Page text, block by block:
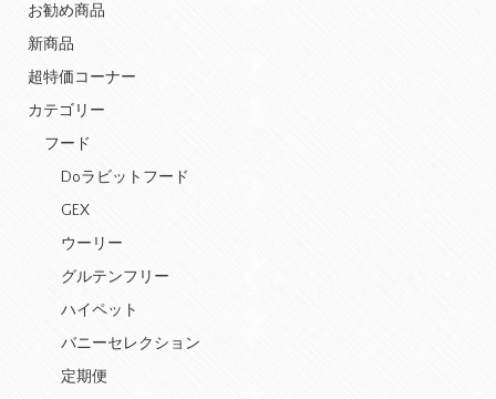
お勧め商品
新商品
超特価コーナー
カテゴリー
フード
Doラビットフード
GEX
ウーリー
グルテンフリー
ハイペット
バニーセレクション
定期便